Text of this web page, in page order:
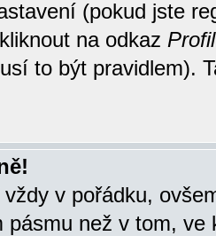
(pokud jste
na odkaz Profil
to být pravidlem).
v pořádku,
pásmu než v tom,